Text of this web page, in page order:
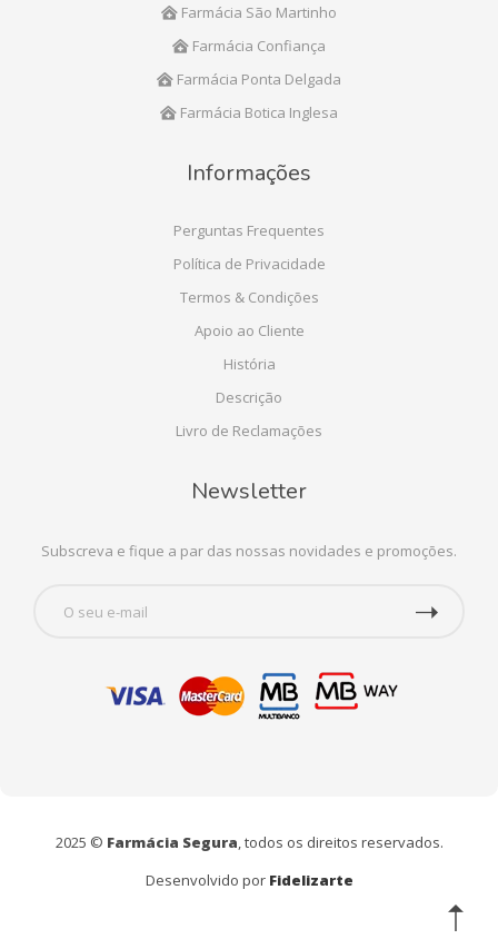
Farmácia São Martinho
Farmácia Confiança
Farmácia Ponta Delgada
Farmácia Botica Inglesa
Informações
Perguntas Frequentes
Política de Privacidade
Termos & Condições
Apoio ao Cliente
História
Descrição
Livro de Reclamações
Newsletter
Subscreva e fique a par das nossas novidades e promoções.
2025 © Farmácia Segura, todos os direitos reservados.
Desenvolvido por Fidelizarte